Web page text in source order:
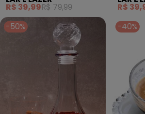
R$ 39,99R$ 79,99 R$
-50%
-40%